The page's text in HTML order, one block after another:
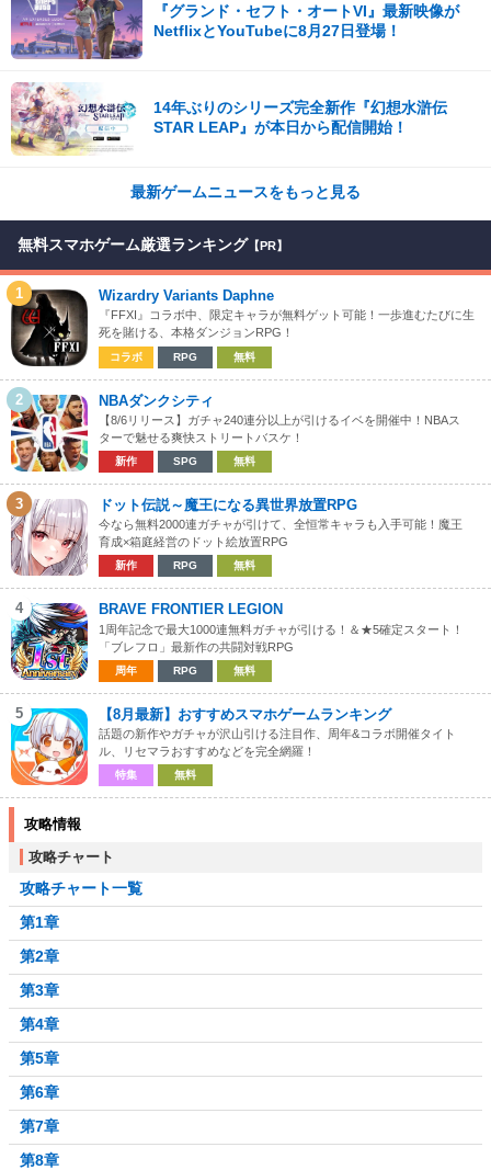
『グランド・セフト・オートVI』最新映像が
NetflixとYouTubeに8月27日登場！
14年ぶりのシリーズ完全新作『幻想水滸伝
STAR LEAP』が本日から配信開始！
最新ゲームニュースをもっと見る
無料スマホゲーム厳選ランキング 【PR】
1 Wizardry Variants Daphne
『FFXI』コラボ中、限定キャラが無料ゲット可能！一歩進むたびに生
死を賭ける、本格ダンジョンRPG！
コラボ RPG 無料
2 NBAダンクシティ
【8/6リリース】ガチャ240連分以上が引けるイベを開催中！NBAス
ターで魅せる爽快ストリートバスケ！
新作 SPG 無料
3 ドット伝説～魔王になる異世界放置RPG
今なら無料2000連ガチャが引けて、全恒常キャラも入手可能！魔王
育成×箱庭経営のドット絵放置RPG
新作 RPG 無料
4 BRAVE FRONTIER LEGION
1周年記念で最大1000連無料ガチャが引ける！＆★5確定スタート！
「ブレフロ」最新作の共闘対戦RPG
周年 RPG 無料
5 【8月最新】おすすめスマホゲームランキング
話題の新作やガチャが沢山引ける注目作、周年&コラボ開催タイト
ル、リセマラおすすめなどを完全網羅！
特集 無料
攻略情報
攻略チャート
攻略チャート一覧
第1章
第2章
第3章
第4章
第5章
第6章
第7章
第8章